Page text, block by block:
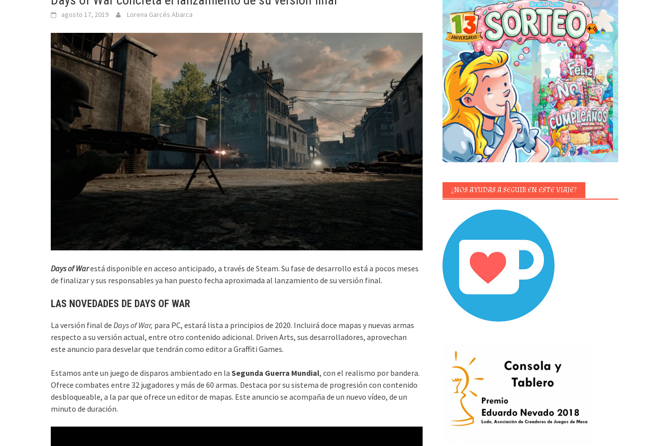
agosto 17, 2019 Lorena Garcés Abarca
Days of Warestá disponible en acceso anticipado, a través de Steam. Su fase de desarrollo está a pocos meses
de finalizar y sus responsables ya han puesto fecha aproximada al lanzamiento de su versión final.
LAS NOVEDADES DE DAYS OF WAR
La versión final de Days of War, para PC, estará lista a principios de 2020. Incluirá doce mapas y nuevas armas
respecto a su versión actual, entre otro contenido adicional. Driven Arts, sus desarrolladores, aprovechan
este anuncio para desvelar que tendrán como editor a Graffiti Games.
Estamos ante un juego de disparos ambientado en la Segunda Guerra Mundial, con el realismo por bandera.
Ofrece combates entre 32 jugadores y más de 60 armas. Destaca por su sistema de progresión con contenido
desbloqueable, a la par que ofrece un editor de mapas. Este anuncio se acompaña de un nuevo vídeo, de un
minuto de duración.
¿NOS AYUDAS A SEGUIR EN ESTE VIAJE?